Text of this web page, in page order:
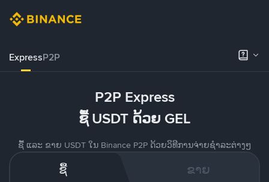
ExpressP2P
P2P Express
ຊື້ USDT ດ້ວຍ GEL
ຊື້ ແລະ ຂາຍ USDT ໃນ Binance P2P ດ້ວຍວິທີການຈ່າຍຊຳລະຕ່າງໆ
ຊື້ ຂາຍ